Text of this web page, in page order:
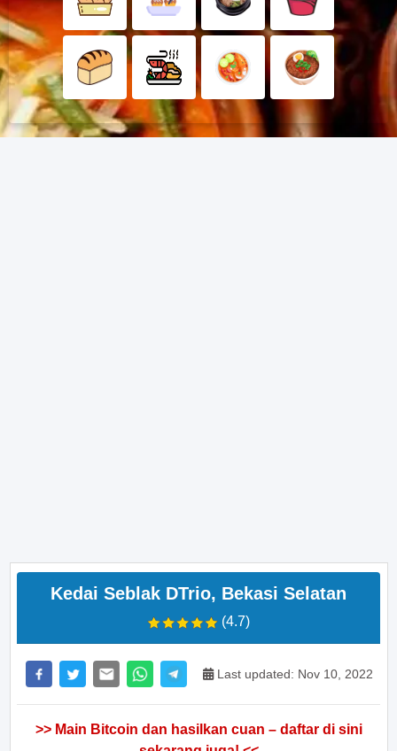
Kedai Seblak DTrio, Bekasi Selatan
(4.7)
Last updated: Nov 10, 2022